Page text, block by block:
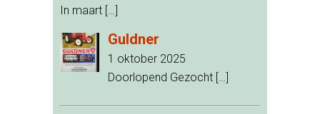
In maart […]
Guldner
1 oktober 2025
Doorlopend Gezocht […]